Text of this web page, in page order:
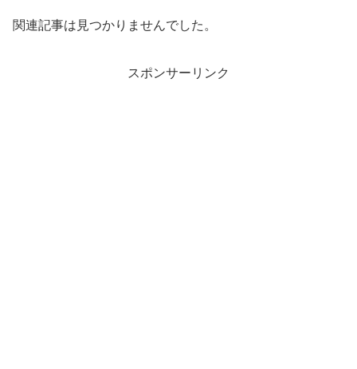
関連記事は見つかりませんでした。
スポンサーリンク